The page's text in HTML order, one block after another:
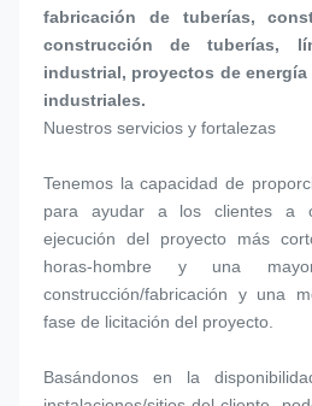
fabricación de tuberías,
construcción de tuberías,
industrial, proyectos de
industriales.
Nuestros servicios y fortalezas
Tenemos la capacidad de
para ayudar a los clientes a
ejecución del proyecto más
horas-hombre y una
construcción/fabricación y una
fase de licitación del proyecto.
Basándonos en la